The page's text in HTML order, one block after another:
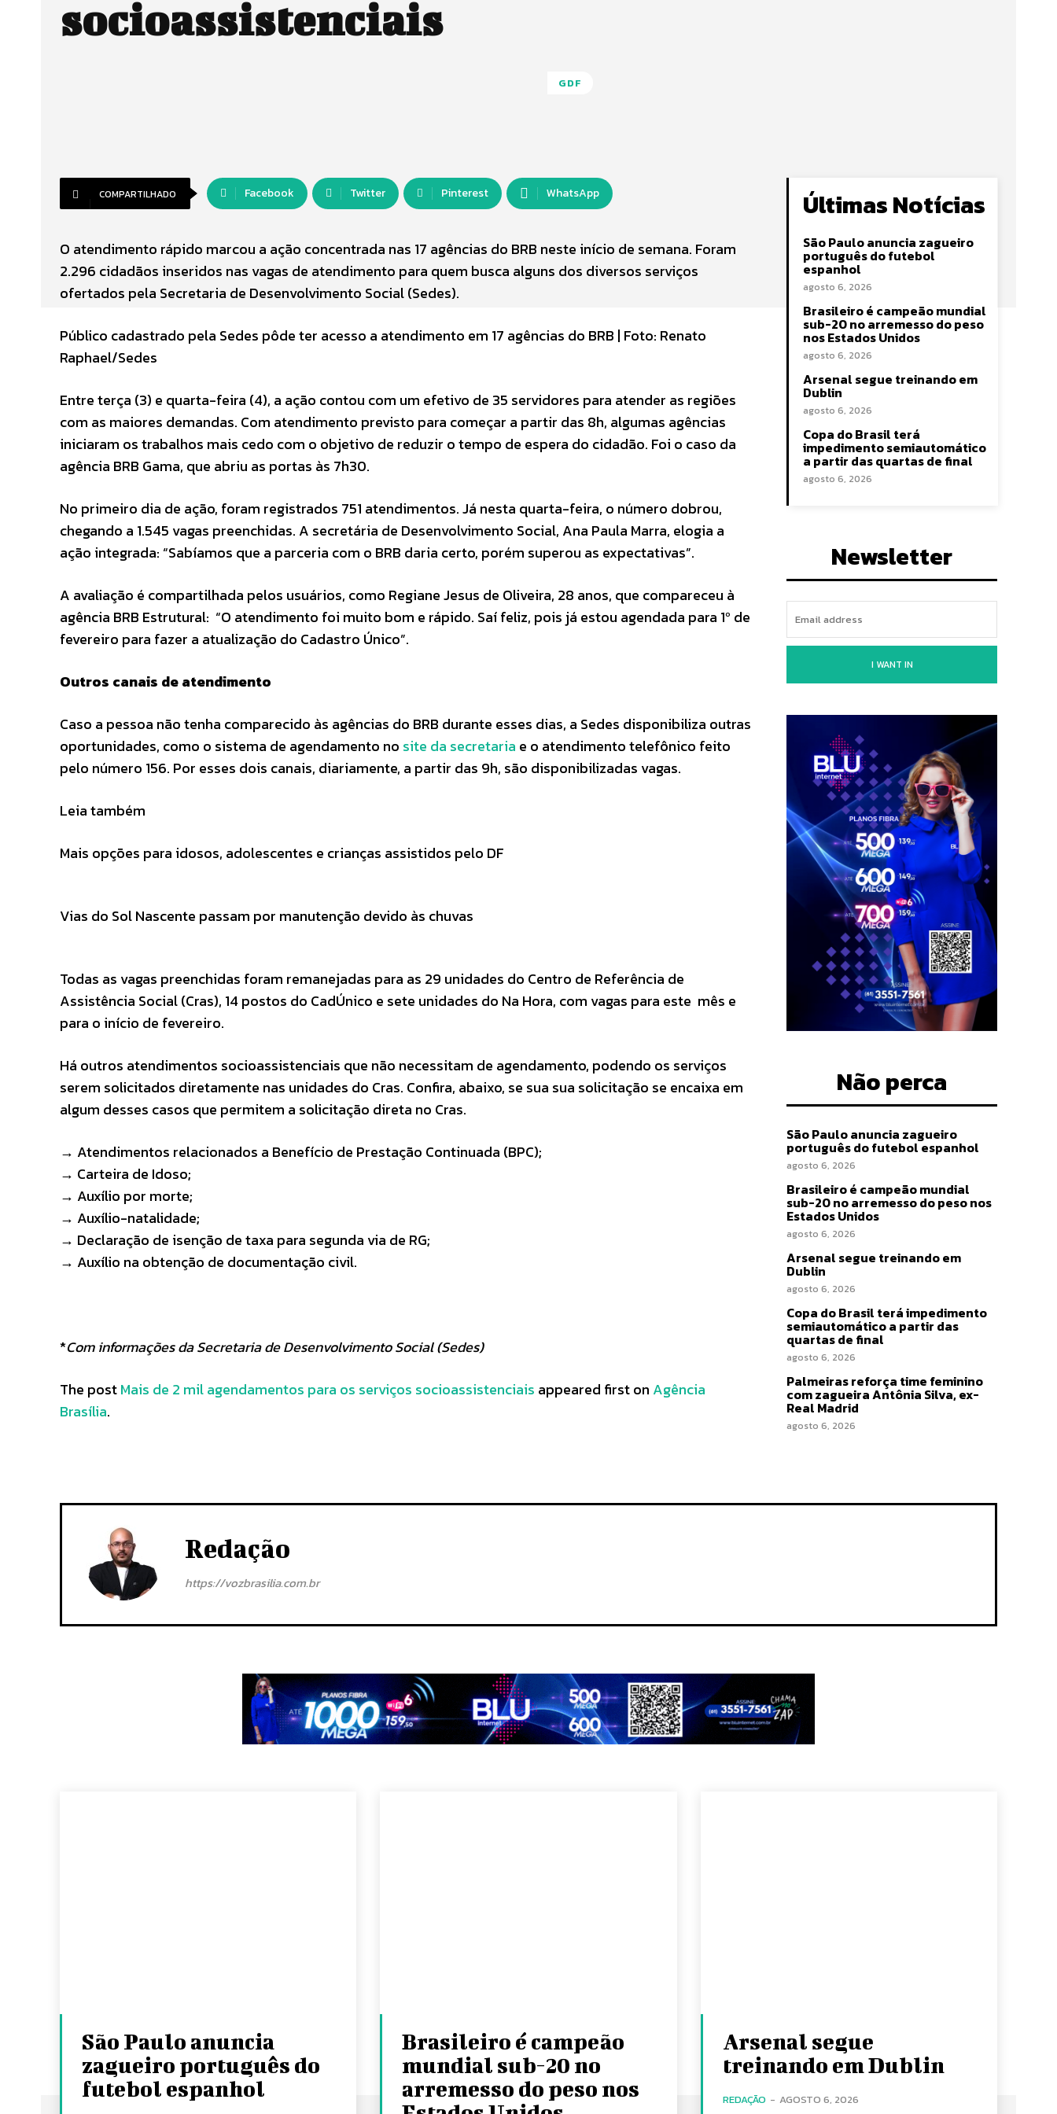
socioassistenciais
GDF
COMPARTILHADO Facebook Twitter Pinterest WhatsApp
O atendimento rápido marcou a ação concentrada nas 17 agências do BRB neste início de semana. Foram
2.296 cidadãos inseridos nas vagas de atendimento para quem busca alguns dos diversos serviços
ofertados pela Secretaria de Desenvolvimento Social (Sedes).
Público cadastrado pela Sedes pôde ter acesso a atendimento em 17 agências do BRB | Foto: Renato
Raphael/Sedes
Entre terça (3) e quarta-feira (4), a ação contou com um efetivo de 35 servidores para atender as regiões
com as maiores demandas. Com atendimento previsto para começar a partir das 8h, algumas agências
iniciaram os trabalhos mais cedo com o objetivo de reduzir o tempo de espera do cidadão. Foi o caso da
agência BRB Gama, que abriu as portas às 7h30.
No primeiro dia de ação, foram registrados 751 atendimentos. Já nesta quarta-feira, o número dobrou,
chegando a 1.545 vagas preenchidas. A secretária de Desenvolvimento Social, Ana Paula Marra, elogia a
ação integrada: “Sabíamos que a parceria com o BRB daria certo, porém superou as expectativas”.
A avaliação é compartilhada pelos usuários, como Regiane Jesus de Oliveira, 28 anos, que compareceu à
agência BRB Estrutural: “O atendimento foi muito bom e rápido. Saí feliz, pois já estou agendada para 1º de
fevereiro para fazer a atualização do Cadastro Único”.
Outros canais de atendimento
Caso a pessoa não tenha comparecido às agências do BRB durante esses dias, a Sedes disponibiliza outras
oportunidades, como o sistema de agendamento no site da secretaria e o atendimento telefônico feito
pelo número 156. Por esses dois canais, diariamente, a partir das 9h, são disponibilizadas vagas.
Leia também
Mais opções para idosos, adolescentes e crianças assistidos pelo DF
Vias do Sol Nascente passam por manutenção devido às chuvas
Todas as vagas preenchidas foram remanejadas para as 29 unidades do Centro de Referência de
Assistência Social (Cras), 14 postos do CadÚnico e sete unidades do Na Hora, com vagas para este mês e
para o início de fevereiro.
Há outros atendimentos socioassistenciais que não necessitam de agendamento, podendo os serviços
serem solicitados diretamente nas unidades do Cras. Confira, abaixo, se sua sua solicitação se encaixa em
algum desses casos que permitem a solicitação direta no Cras.
→ Atendimentos relacionados a Benefício de Prestação Continuada (BPC);
→ Carteira de Idoso;
→ Auxílio por morte;
→ Auxílio-natalidade;
→ Declaração de isenção de taxa para segunda via de RG;
→ Auxílio na obtenção de documentação civil.
*Com informações da Secretaria de Desenvolvimento Social (Sedes)
The postMais de 2 mil agendamentos para os serviços socioassistenciais appeared first on Agência
Brasília.
Últimas Notícias
São Paulo anuncia zagueiro
português do futebol
espanhol
agosto 6, 2026
Brasileiro é campeão mundial
sub-20 no arremesso do peso
nos Estados Unidos
agosto 6, 2026
Arsenal segue treinando em
Dublin
agosto 6, 2026
Copa do Brasil terá
impedimento semiautomático
a partir das quartas de final
agosto 6, 2026
Newsletter
I WANT IN
Não perca
São Paulo anuncia zagueiro
português do futebol espanhol
agosto 6, 2026
Brasileiro é campeão mundial
sub-20 no arremesso do peso nos
Estados Unidos
agosto 6, 2026
Arsenal segue treinando em
Dublin
agosto 6, 2026
Copa do Brasil terá impedimento
semiautomático a partir das
quartas de final
agosto 6, 2026
Palmeiras reforça time feminino
com zagueira Antônia Silva, ex-
Real Madrid
agosto 6, 2026
Redação
https://vozbrasilia.com.br
São Paulo anuncia
zagueiro português do
futebol espanhol
Brasileiro é campeão
mundial sub-20 no
arremesso do peso nos
Arsenal segue
treinando em Dublin
REDAÇÃO - AGOSTO 6, 2026